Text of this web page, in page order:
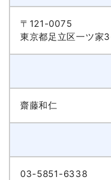
〒121-0075
東京都足立区一ツ家
齋藤和仁
03-5851-6338